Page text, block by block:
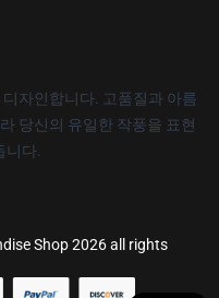
자인합니다. 고품질과 아름
당신의 유일한 작풍을 표현
니다.
Shop 2026 all rights